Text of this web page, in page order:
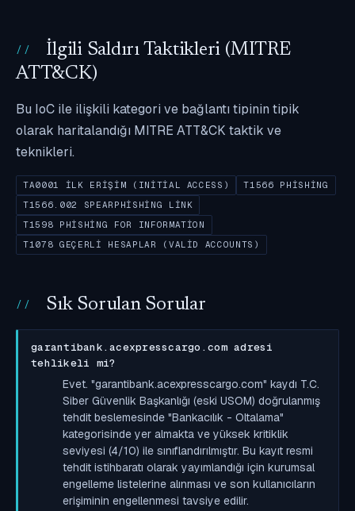
İlgili Saldırı Taktikleri (MITRE
ATT&CK)
Bu IoC ile ilişkili kategori ve bağlantı tipinin tipik
olarak haritalandığı MITRE ATT&CK taktik ve
teknikleri.
TA0001 İLK ERIŞIM (INITIAL ACCESS)
T1566 PHISHING
T1566.002 SPEARPHISHING LINK
T1598 PHISHING FOR INFORMATION
T1078 GEÇERLI HESAPLAR (VALID ACCOUNTS)
Sık Sorulan Sorular
garantibank.acexpresscargo.com adresi
tehlikeli mi?
Evet. "garantibank.acexpresscargo.com" kaydı T.C.
Siber Güvenlik Başkanlığı (eski USOM) doğrulanmış
tehdit beslemesinde "Bankacılık - Oltalama"
kategorisinde yer almakta ve yüksek kritiklik
seviyesi (4/10) ile sınıflandırılmıştır. Bu kayıt resmi
tehdit istihbaratı olarak yayımlandığı için kurumsal
engelleme listelerine alınması ve son kullanıcıların
erişiminin engellenmesi tavsiye edilir.